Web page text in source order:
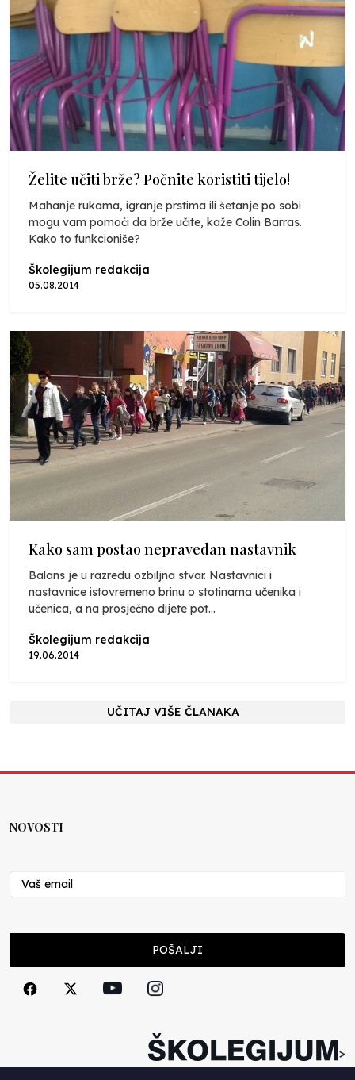
Želite učiti brže? Počnite koristiti tijelo!
Mahanje rukama, igranje prstima ili šetanje po sobi
mogu vam pomoći da brže učite, kaže Colin Barras.
Kako to funkcioniše?
Školegijum redakcija
05.08.2014
Kako sam postao nepravedan nastavnik
Balans je u razredu ozbiljna stvar. Nastavnici i
nastavnice istovremeno brinu o stotinama učenika i
učenica, a na prosječno dijete pot...
Školegijum redakcija
19.06.2014
UČITAJ VIŠE ČLANAKA
NOVOSTI
POŠALJI
>